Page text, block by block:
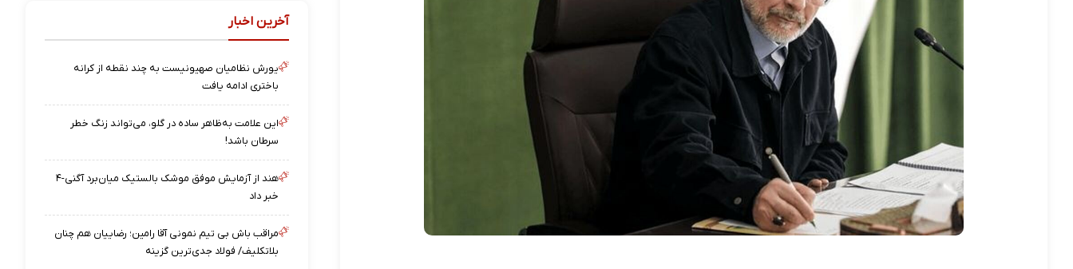
آخرین اخبار
یورش نظامیان صهیونیست به چند نقطه از کرانه
باختری ادامه یافت
این علامت به‌ظاهر ساده در گلو، می‌تواند زنگ خطر
سرطان باشد!
هند از آزمایش موفق موشک بالستیک میان‌برد آگنی-۴
خبر داد
مراقب باش بی تیم نمونی آقا رامین؛ رضاییان هم چنان
بلاتکلیف/ فولاد جدی‌ترین گزینه